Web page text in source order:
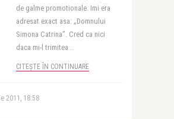
de galme promotionale. Imi era
adresat exact asa: „Domnului
Simona Catrina”. Cred ca nici
daca mi-l trimitea ..
CITEȘTE ÎN CONTINUARE
2011, 18:58